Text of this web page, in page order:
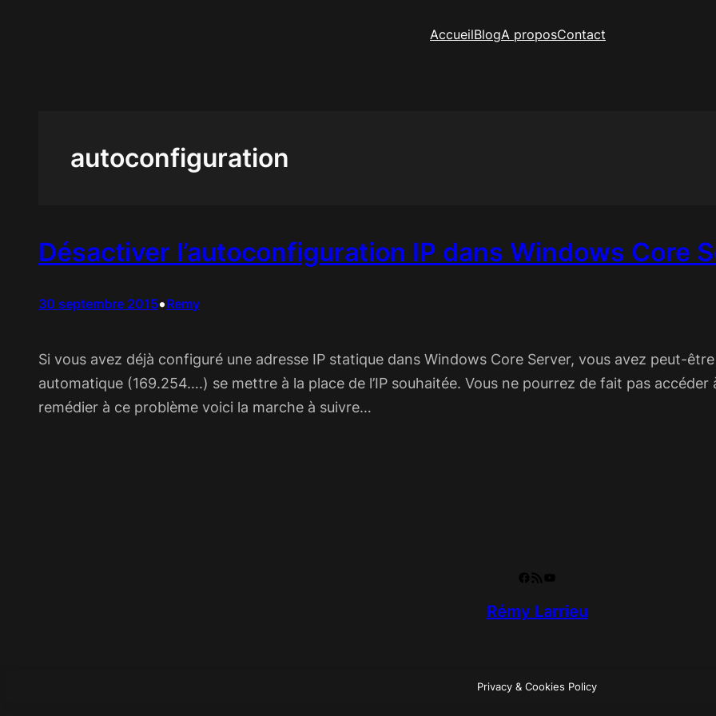
AccueilBlogA proposContact
autoconfiguration
Désactiver l’autoconfiguration IP dans Windows Core
30 septembre 2015•Remy
Si vous avez déjà configuré une adresse IP statique dans Windows Core Server, vous avez peut-
automatique (169.254….) se mettre à la place de l’IP souhaitée. Vous ne pourrez de fait pas
remédier à ce problème voici la marche à suivre…
Rémy Larrieu
Privacy & Cookies Policy